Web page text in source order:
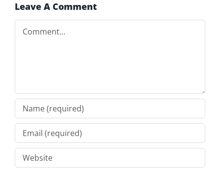
Leave A Comment
Comment